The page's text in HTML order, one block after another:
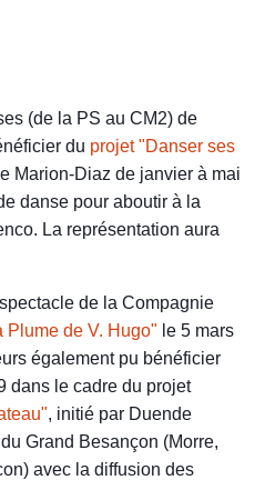
(de la PS au CM2) de
du projet "Danser ses
Marion-Diaz de janvier à mai
danse pour aboutir à la
La représentation aura
de la Compagnie
Plume de V. Hugo" le 5 mars
également pu bénéficier
dans le cadre du projet
, initié par Duende
Grand Besançon (Morre,
avec la diffusion des